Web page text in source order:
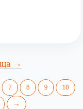
→
7 8 9 10
→